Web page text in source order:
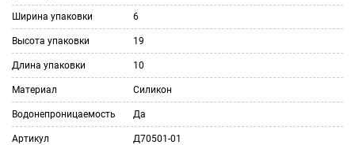
Ширина упаковки 6
Высота упаковки 19
Длина упаковки 10
Материал Силикон
Водонепроницаемость Да
Артикул Д70501-01